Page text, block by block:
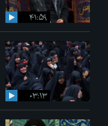
۴۱:۵۹
۰۳:۱۳